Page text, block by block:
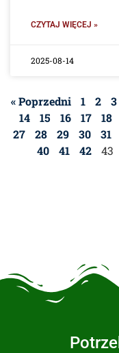
CZYTAJ WIĘCEJ »
2025-08-14
« Poprzedni 1 2 3
14
15 16 17 18
27
28 29 30 31
40
41 42 43